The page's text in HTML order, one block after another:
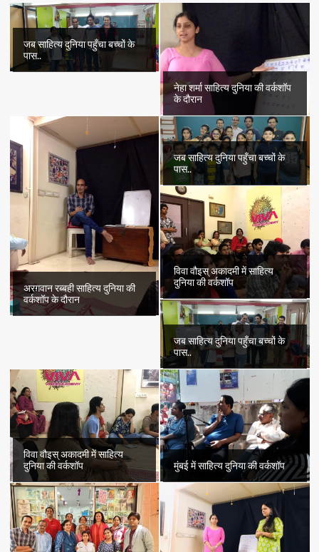
जब साहित्य दुनिया पहुँचा बच्चों के
पास..
नेहा शर्मा साहित्य दुनिया की वर्कशॉप
के दौरान
अरग़वान रब्बही साहित्य दुनिया की
वर्कशॉप के दौरान
जब साहित्य दुनिया पहुँचा बच्चों के
पास..
विवा वौइस् अकादमी में साहित्य
दुनिया की वर्कशॉप
जब साहित्य दुनिया पहुँचा बच्चों के
पास..
विवा वौइस् अकादमी में साहित्य
दुनिया की वर्कशॉप
मुंबई में साहित्य दुनिया की वर्कशॉप